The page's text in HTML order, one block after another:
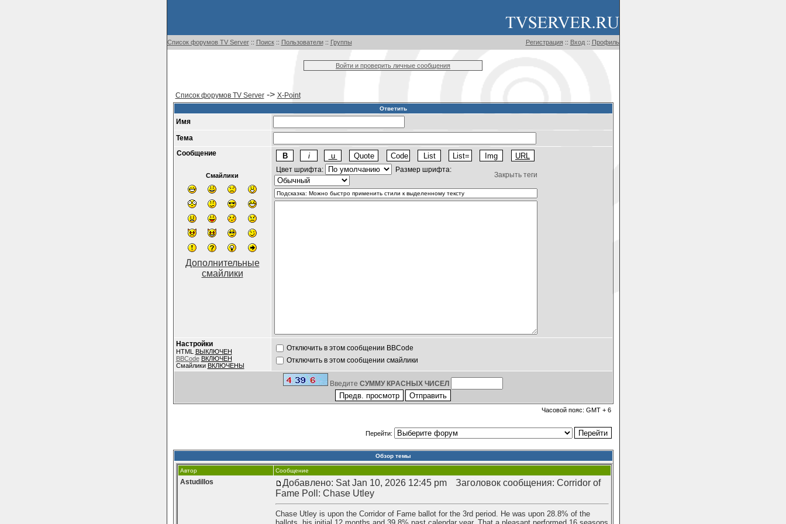
Список форумов TV Server:: Поиск:: Пользователи:: Группы Регистрация :: Вход:: Профиль
Войти и проверить личные сообщения
Список форумов TV Server-> X-Point
Ответить
Имя
Тема
Сообщение
Смайлики
Дополнительные
смайлики
Цвет шрифта: Размер шрифта:
Закрыть теги
Настройки
HTML
ВЫКЛЮЧЕН
BBCode ВКЛЮЧЕН
Смайлики ВКЛЮЧЕНЫ
Отключить в этом сообщении BBCode
Отключить в этом сообщении смайлики
Введите CУMMУ КРAСНЫХ ЧИСЕЛ
Часовой пояс: GMT + 6
Перейти:
Обзор темы